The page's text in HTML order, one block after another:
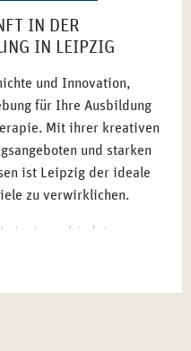
IN DER
IN LEIPZIG
und Innovation,
für Ihre Ausbildung
Mit ihrer kreativen
und starken
ist Leipzig der ideale
zu verwirklichen.
Leipzig verbindet
Dynamik.
verfügt über ein starkes